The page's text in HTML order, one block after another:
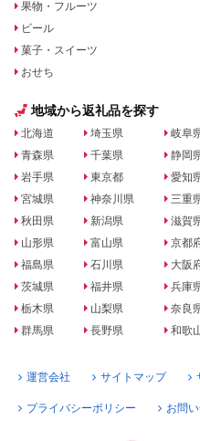
果物・フルーツ
ビール
菓子・スイーツ
おせち
地域から返礼品を探す
北海道
青森県
岩手県
宮城県
秋田県
山形県
福島県
茨城県
栃木県
群馬県
埼玉県
千葉県
東京都
神奈川県
新潟県
富山県
石川県
福井県
山梨県
長野県
岐阜
静岡
愛知
三重
滋賀
京都
大阪
兵庫
奈良
和歌
運営会社 サイトマップ
プライバシーポリシー お問